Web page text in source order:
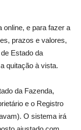
online, e para fazer a
prazos e valores,
Estado da
quitação à vista.
da Fazenda,
e o Registro
O sistema irá